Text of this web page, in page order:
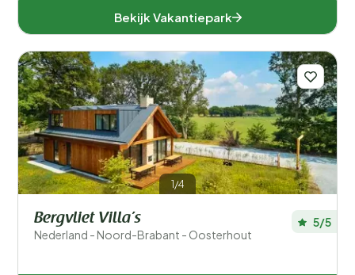
Bekijk Vakantiepark
1/4
Bergvliet Villa’s
Nederland - Noord-Brabant - Oosterhout
5/5